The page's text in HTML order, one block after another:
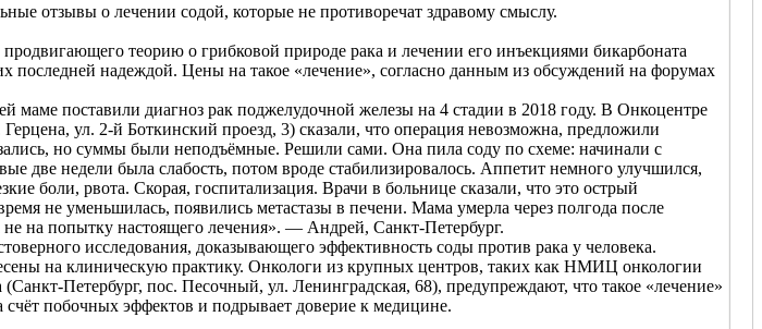
отзывы о лечении содой, которые не противоречат здравому смыслу.
теорию о грибковой природе рака и лечении его инъекциями бикарбоната
последней надеждой. Цены на такое «лечение», согласно данным из обсуждений на форумах
поставили диагноз рак поджелудочной железы на 4 стадии в 2018 году. В Онкоцентре
ул. 2-й Боткинский проезд, 3) сказали, что операция невозможна, предложили
но суммы были неподъёмные. Решили сами. Она пила соду по схеме: начинали с
две недели была слабость, потом вроде стабилизировалось. Аппетит немного улучшился,
боли, рвота. Скорая, госпитализация. Врачи в больнице сказали, что это острый
не уменьшилась, появились метастазы в печени. Мама умерла через полгода после
на попытку настоящего лечения». — Андрей, Санкт-Петербург.
исследования, доказывающего эффективность соды против рака у человека.
на клиническую практику. Онкологи из крупных центров, таких как НМИЦ онкологии
Петербург, пос. Песочный, ул. Ленинградская, 68), предупреждают, что такое «лечение»
счёт побочных эффектов и подрывает доверие к медицине.